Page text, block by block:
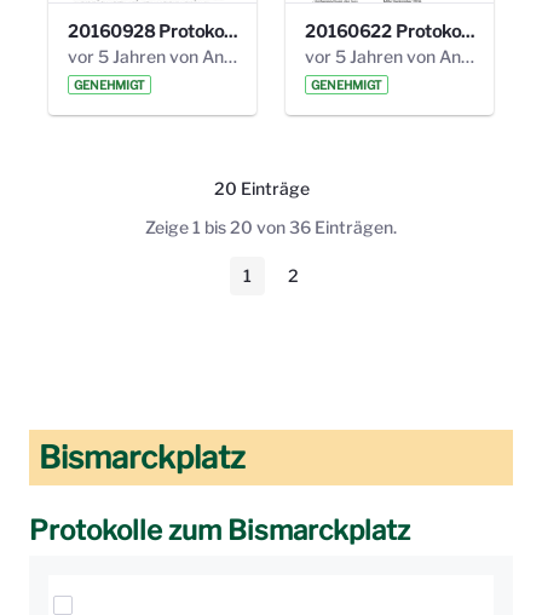
20160928 Protokoll 17. Steuerungskreis.pdf
vor 5 Jahren von Anni Schlumberger
GENEHMIGT
20160622 Protokoll 16. Steuerungskreis.pdf
vor 5 Jahren von Anni Schlumberger
GENEHMIGT
20 Einträge
Pro Seite
Zeige 1 bis 20 von 36 Einträgen.
Seite
1 Seite
2
Bismarckplatz
Protokolle zum Bismarckplatz
Elemente auswählen